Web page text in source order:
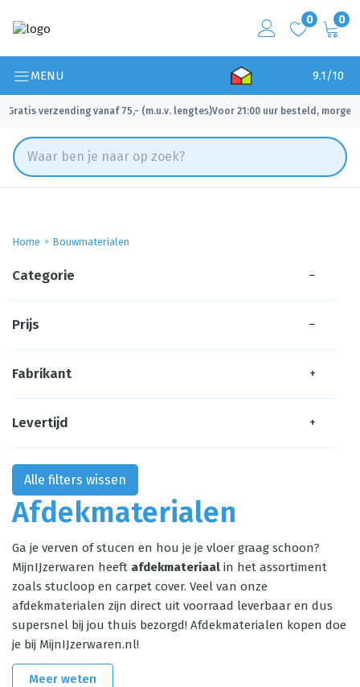
0 0
MENU 9.1/10
Gratis verzending vanaf 75,- (m.u.v. lengtes)
✓ Voor 21:00 uur besteld, morgen
Home Bouwmaterialen
Afdekmaterialen
Ga je verven of stucen en hou je je vloer graag schoon?
MijnIJzerwaren heeft afdekmateriaal in het assortiment
zoals stucloop en carpet cover. Veel van onze
afdekmaterialen zijn direct uit voorraad leverbaar en dus
supersnel bij jou thuis bezorgd! Afdekmaterialen kopen doe
je bij MijnIJzerwaren.nl!
Meer weten
Categorie −
Prijs −
Fabrikant +
Levertijd +
Alle filters wissen